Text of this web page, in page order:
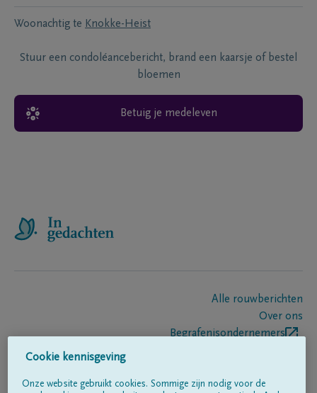
Woonachtig te Knokke-Heist
Stuur een condoléancebericht, brand een kaarsje of bestel
bloemen
Betuig je medeleven
Alle rouwberichten
Over ons
Begrafenisondernemers
Cookie kennisgeving
Onze website gebruikt cookies. Sommige zijn nodig voor de